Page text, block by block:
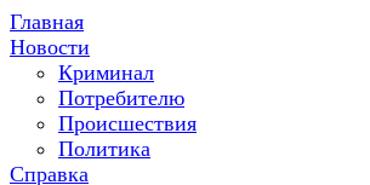
Главная
Новости
Криминал
Потребителю
Происшествия
Политика
Справка